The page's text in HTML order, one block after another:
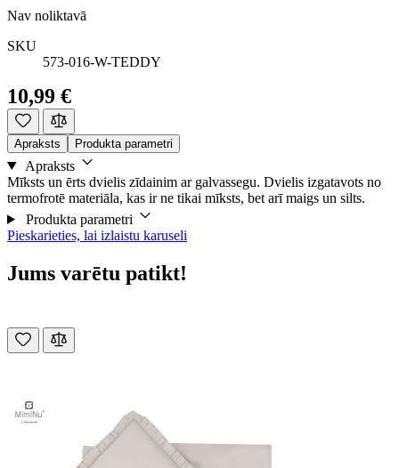
Nav noliktavā
SKU
573-016-W-TEDDY
10,99 €
Apraksts Produkta parametri
Apraksts
Mīksts un ērts dvielis zīdainim ar galvassegu. Dvielis izgatavots no
termofrotē materiāla, kas ir ne tikai mīksts, bet arī maigs un silts.
Produkta parametri
Pieskarieties, lai izlaistu karuseli
Jums varētu patikt!